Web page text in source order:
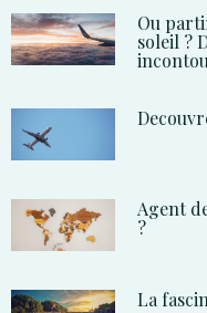
Ou
soleil ?
Agent
?
La